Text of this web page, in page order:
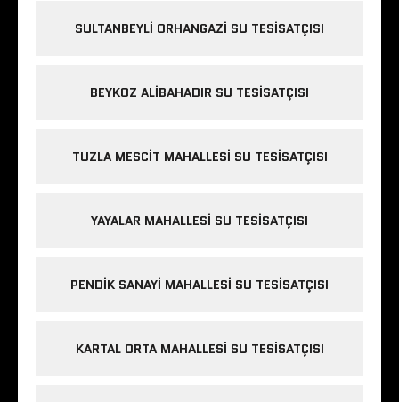
SULTANBEYLI ORHANGAZI SU TESISATÇISI
BEYKOZ ALIBAHADIR SU TESISATÇISI
TUZLA MESCIT MAHALLESI SU TESISATÇISI
YAYALAR MAHALLESI SU TESISATÇISI
PENDIK SANAYI MAHALLESI SU TESISATÇISI
KARTAL ORTA MAHALLESI SU TESISATÇISI